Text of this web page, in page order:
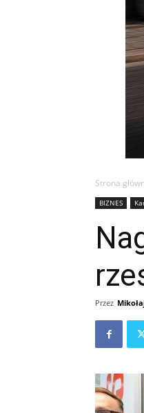
Strona
BIZNES
Przez